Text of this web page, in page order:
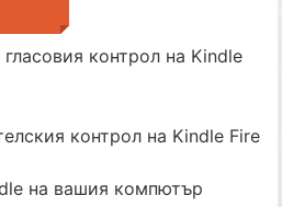
контрол на Kindle
контрол на Kindle Fire
на вашия компютър